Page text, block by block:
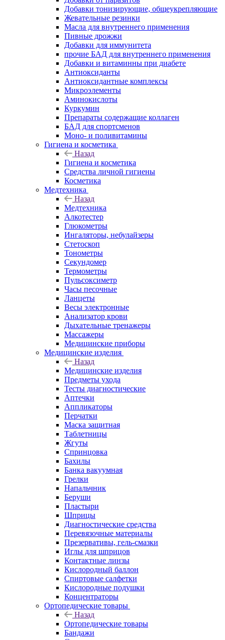
Добавки тонизирующие, общеукрепляющие
Жевательные резинки
Масла для внутреннего применения
Пивные дрожжи
Добавки для иммунитета
прочие БАД для внутреннего применения
Добавки и витаминны при диабете
Антиоксиданты
Антиоксидантные комплексы
Микроэлементы
Аминокислоты
Куркумин
Препараты содержащие коллаген
БАД для спортсменов
Моно- и поливитамины
Гигиена и косметика
Назад
Гигиена и косметика
Средства личной гигиены
Косметика
Медтехника
Назад
Медтехника
Алкотестер
Глюкометры
Ингаляторы, небулайзеры
Стетоскоп
Тонометры
Секундомер
Термометры
Пульсоксиметр
Часы песочные
Ланцеты
Весы электронные
Анализатор крови
Дыхательные тренажеры
Массажеры
Медицинские приборы
Медицинские изделия
Назад
Медицинские изделия
Предметы ухода
Тесты диагностические
Аптечки
Аппликаторы
Перчатки
Маска защитная
Таблетницы
Жгуты
Спринцовка
Бахилы
Банка вакуумная
Грелки
Напальчник
Беруши
Пластыри
Шприцы
Диагностические средства
Перевязочные материалы
Презервативы, гель-смазки
Иглы для шприцов
Контактные линзы
Кислородный баллон
Спиртовые салфетки
Кислородные подушки
Концентраторы
Ортопедические товары
Назад
Ортопедические товары
Бандажи